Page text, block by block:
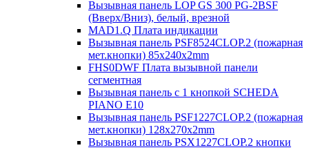
Вызывная панель LOP GS 300 PG-2BSF
(Вверх/Вниз), белый, врезной
MAD1.Q Плата индикации
Вызывная панель PSF8524CLOP.2 (пожарная
мет.кнопки) 85х240х2mm
FHS0DWF Плата вызывной панели
сегментная
Вызывная панель с 1 кнопкой SCHEDA
PIANO E10
Вызывная панель PSF1227CLOP.2 (пожарная
мет.кнопки) 128х270х2mm
Вызывная панель PSX1227CLOP.2 кнопки